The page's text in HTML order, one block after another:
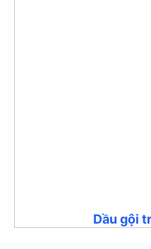
Dầu gội